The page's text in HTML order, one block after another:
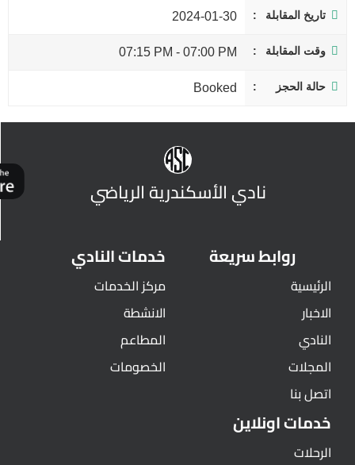
تاريخ المقابلة 2024-01-30
وقت المقابلة 07:00 PM
-
07:15 PM
حالة الحجز Booked
نادي الأسكندرية الرياضي
روابط سريعة
الرئيسية
الاخبار
النادي
المجلات
اتصل بنا
خدمات النادي
مركز الخدمات
الانشطة
المطاعم
الخصومات
خدمات اونلاين
الرحلات